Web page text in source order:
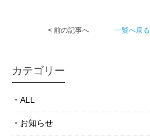
< 前の記事へ 一覧へ戻る
カテゴリー
ALL
お知らせ